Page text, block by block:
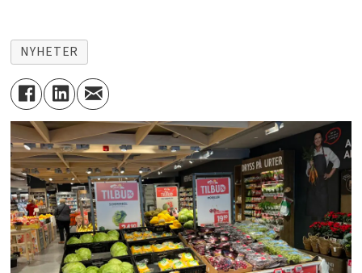
NYHETER